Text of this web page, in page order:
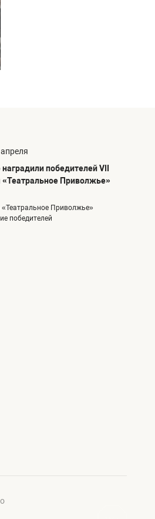
победителей VII
«Театральное Приволжье»
«Театральное Приволжье»
победителей